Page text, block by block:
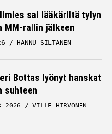
sai lääkäriltä tylyn
MM-rallin jälkeen
HANNU SILTANEN
Bottas lyönyt hanskat
suhteen
VILLE HIRVONEN